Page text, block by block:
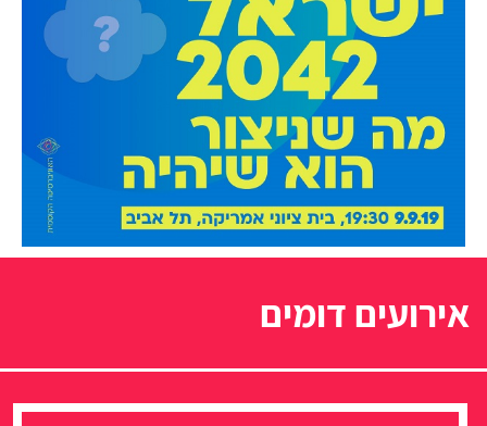
אירועים דומים